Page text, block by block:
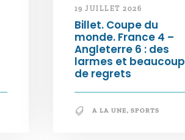
19 JUILLET 2026
Billet. Coupe du
monde. France 4 –
Angleterre 6 : des
larmes et beaucoup
de regrets
A LA UNE, SPORTS